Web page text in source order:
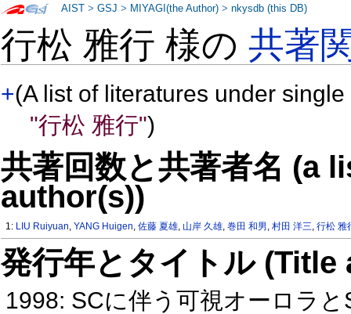
行松 雅行 様の共著
+(A list of literatures under
"行松 雅行")
共著回数と共著者名 (a
author(s))
1: LIU Ruiyuan,YANG Huigen,佐藤 夏雄, 山岸 久雄,巻田 和男,村田 洋三,行松 雅
発行年とタイトル
1998: SCに伴う可視オーロラ
AIST >GSJ > MIYAGI(the Author) >nkysdb (this DB)